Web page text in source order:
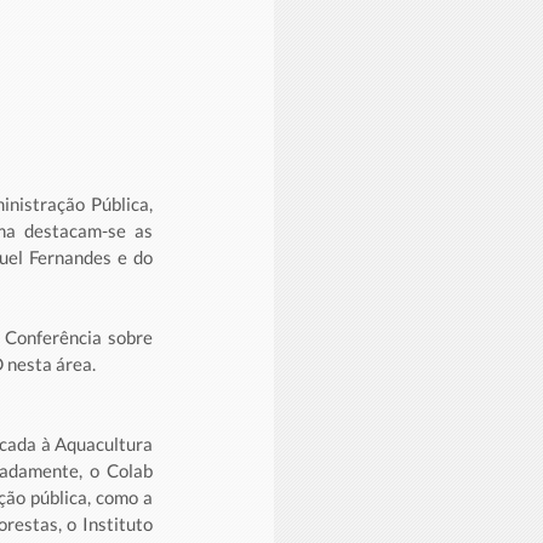
Pública,
destacam-se as
Fernandes e do
sobre
nesta área.
à Aquacultura
o Colab
pública, como a
o Instituto